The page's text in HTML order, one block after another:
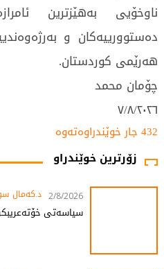
ناوخۆیی بەهێزترین
دەستوورییەکان و
هەرێمی کوردستان.
چۆمان محمد
۲٠۲٦/۷/۸
432 جار خوێندراوەتەوە
زۆرترین خوێندراو
2/8/2026 د.کەمال
سیاسەتی